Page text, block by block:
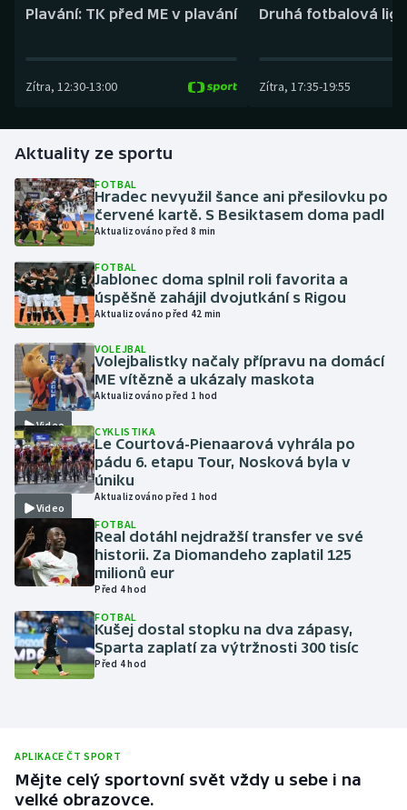
Gymnastika
Házená
Jezdectví
Judo
Krasobruslení
Lezení
Lyže a snowboard
Moderní pětiboj
Motorsport
Olympijské hry
Parasport
Plavání
Plážový volejbal
Plavání: TK před ME v plavání
Zítra, 12:30-13:00
Druhá fotbalová
Zítra, 17:35-19:55
Aktuality ze sportu
FOTBAL
Hradec nevyužil šance ani přesilovku po
červené kartě. S Besiktasem doma padl
Aktualizováno před 8 min
FOTBAL
Jablonec doma splnil roli favorita a
úspěšně zahájil dvojutkání s Rigou
Aktualizováno před 42 min
Video
VOLEJBAL
Volejbalistky načaly přípravu na domácí
ME vítězně a ukázaly maskota
Aktualizováno před 1 hod
Video
CYKLISTIKA
Le Courtová-Pienaarová vyhrála po
pádu 6. etapu Tour, Nosková byla v
úniku
Aktualizováno před 1 hod
FOTBAL
Real dotáhl nejdražší transfer ve své
historii. Za Diomandeho zaplatil 125
milionů eur
Před 4 hod
FOTBAL
Kušej dostal stopku na dva zápasy,
Sparta zaplatí za výtržnosti 300 tisíc
Před 4 hod
APLIKACE ČT SPORT
Mějte celý sportovní svět vždy u sebe i na
velké obrazovce.